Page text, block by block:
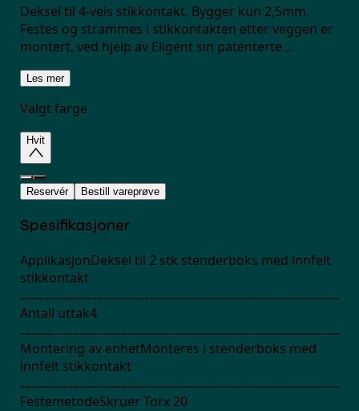
Deksel til 4-veis stikkontakt. Bygger kun 2,5mm.
Festes og strammes i stikkontakten etter veggen er
montert, ved hjelp av Eligent sin patenterte
Les mer
Valgt farge
Hvit
Reservér Bestill vareprøve
Spesifikasjoner
ApplikasjonDeksel til 2 stk stenderboks med innfelt
stikkontakt
Antall uttak4
Montering av enhetMonteres i stenderboks med
innfelt stikkontakt
FestemetodeSkruer Torx 20